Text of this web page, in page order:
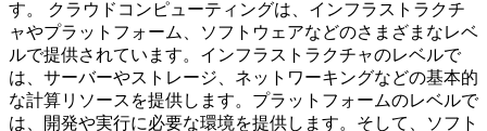
す。 クラウドコンピューティングは、インフラストラクチ
ャやプラットフォーム、ソフトウェアなどのさまざまなレベ
ルで提供されています。インフラストラクチャのレベルで
は、サーバーやストレージ、ネットワーキングなどの基本的
な計算リソースを提供します。プラットフォームのレベルで
は、開発や実行に必要な環境を提供します。そして、ソフト